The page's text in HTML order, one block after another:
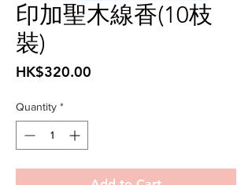
印加聖木線香(10枝
裝)
HK$320.00
Quantity *